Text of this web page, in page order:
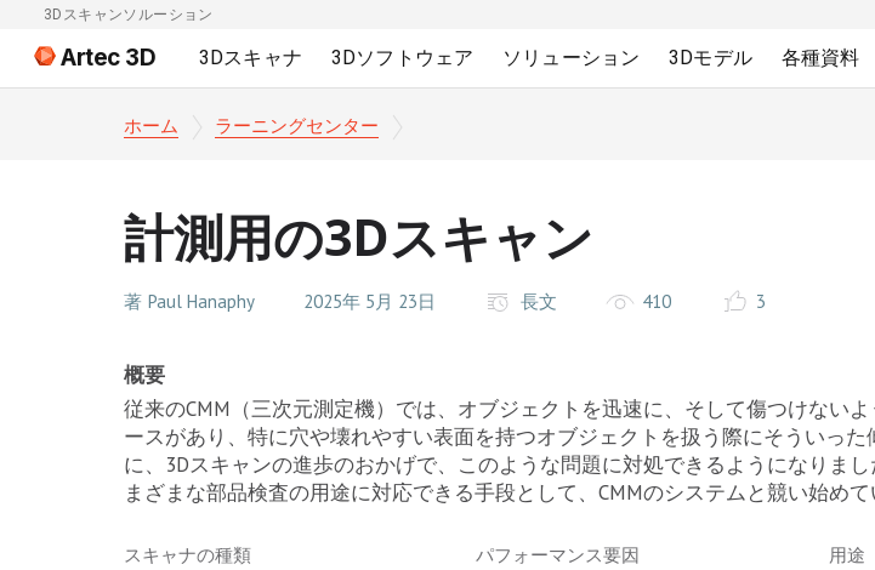
3Dスキャンソルーション
Artec 3D 3Dスキャナ 3Dソフトウェア ソリューション 3Dモデル 各種資料
ホーム ラーニングセンター
計測用の3Dスキャン
著 Paul Hanaphy 2025年 5月 23日 長文 410 3
概要
従来のCMM（三次元測定機）では、オブジェクトを迅速に、そして傷つけない
ースがあり、特に穴や壊れやすい表面を持つオブジェクトを扱う際にそういった
に、3Dスキャンの進歩のおかげで、このような問題に対処できるようになりま
まざまな部品検査の用途に対応できる手段として、CMMのシステムと競い始めて
スキャナの種類 パフォーマンス要因 用途